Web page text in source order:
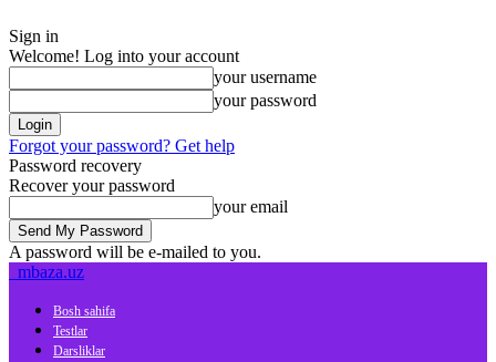
Sign in
Welcome! Log into your account
your username
your password
Forgot your password? Get help
Password recovery
Recover your password
your email
A password will be e-mailed to you.
mbaza.uz
Bosh sahifa
Testlar
Darsliklar